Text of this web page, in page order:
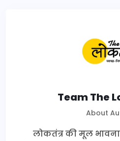
Team The
About
लोकतंत्र की मूल